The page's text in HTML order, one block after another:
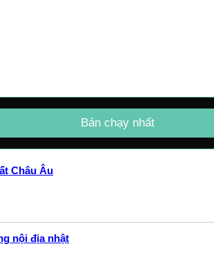
Bán chạy nhất
Châu Âu
nội địa nhật